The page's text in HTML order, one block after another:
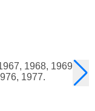
1968, 1969,
1977.